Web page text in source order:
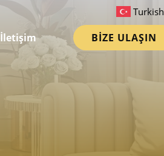
İletişim BİZE ULAŞIN
Turkish